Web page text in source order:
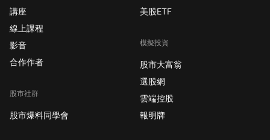
講座
線上課程
影音
合作作者
股市社群
股市爆料同學會
美股ETF
模擬投資
股市大富翁
選股網
雲端控股
報明牌